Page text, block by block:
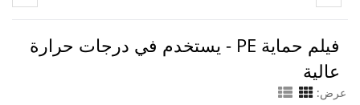
فيلم حماية PE - يستخدم في درجات حرارة
عالية
عرض: